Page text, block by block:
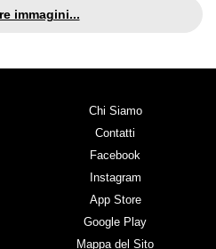
immagini...
Chi Siamo
Contatti
Facebook
Instagram
App Store
Google Play
Mappa del Sito